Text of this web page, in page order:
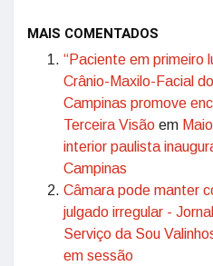
MAIS COMENTADOS
“Paciente em primeiro
Crânio-Maxilo-Facial
Campinas promove
Terceira Visão em
interior paulista
Campinas
Câmara pode manter
julgado irregular -
Serviço da Sou
em sessão